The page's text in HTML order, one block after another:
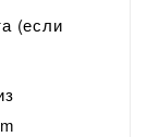
(если